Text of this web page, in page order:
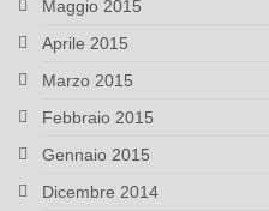
Maggio 2015
Aprile 2015
Marzo 2015
Febbraio 2015
Gennaio 2015
Dicembre 2014